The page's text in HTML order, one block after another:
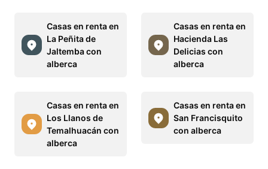
Casas en renta en
La Peñita de
Jaltemba con
alberca
Casas en renta en
Hacienda Las
Delicias con
alberca
Casas en renta en
Los Llanos de
Temalhuacán con
alberca
Casas en renta en
San Francisquito
con alberca